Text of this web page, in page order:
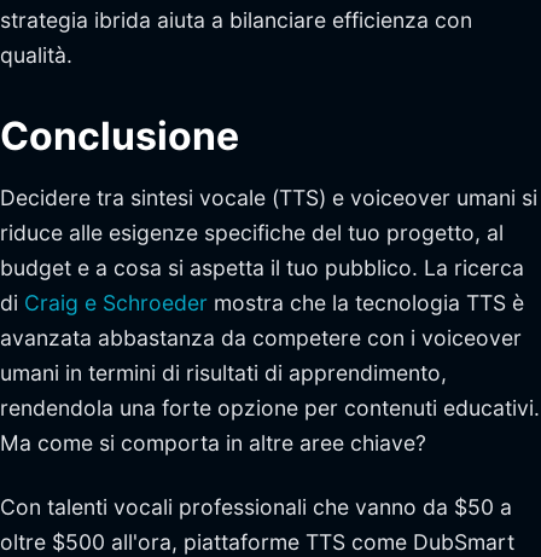
strategia ibrida aiuta a bilanciare efficienza con
qualità.
Conclusione
Decidere tra sintesi vocale (TTS) e voiceover umani si
riduce alle esigenze specifiche del tuo progetto, al
budget e a cosa si aspetta il tuo pubblico. La ricerca
di Craig e Schroeder mostra che la tecnologia TTS è
avanzata abbastanza da competere con i voiceover
umani in termini di risultati di apprendimento,
rendendola una forte opzione per contenuti educativi.
Ma come si comporta in altre aree chiave?
Con talenti vocali professionali che vanno da $50 a
oltre $500 all'ora, piattaforme TTS come DubSmart